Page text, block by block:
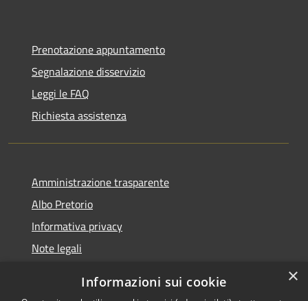
Prenotazione appuntamento
Segnalazione disservizio
Leggi le FAQ
Richiesta assistenza
Amministrazione trasparente
Albo Pretorio
Informativa privacy
Note legali
Whisteblowing
×
Informazioni sui cookie